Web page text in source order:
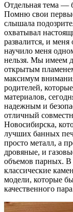
Отдельная тема —
Помню свои
слышала
охватывал
развалится, и
научило меня
нельзя. Мы имеем
открытым
максимум
родителей,
материалов,
надежным и
отличный
Новосибирска,
лучших банных
просто металл, а
дровяные, и
объемов парных. В
классические
модели, которые
качественного